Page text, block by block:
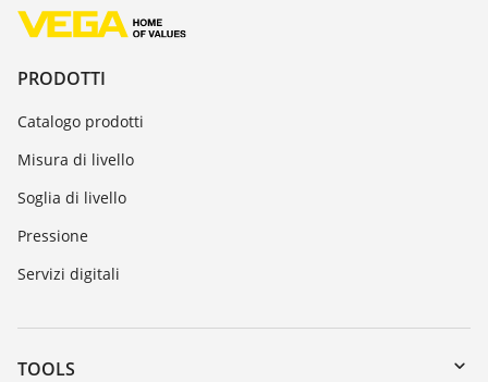
PRODOTTI
Catalogo prodotti
Misura di livello
Soglia di livello
Pressione
Servizi digitali
TOOLS